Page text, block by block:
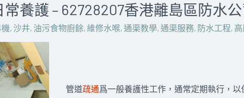
養護 – 62728207香港離島區防水
, 沙井, 油污食物廚餘, 維修水喉,通渠教學,通渠服務, 防水工程,
管道疏通爲一般養護性工作，通常定期執行，